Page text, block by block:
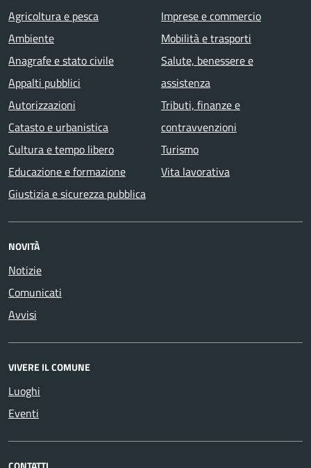
Agricoltura e pesca
Ambiente
Anagrafe e stato civile
Appalti pubblici
Autorizzazioni
Catasto e urbanistica
Cultura e tempo libero
Educazione e formazione
Giustizia e sicurezza pubblica
Imprese e commercio
Mobilità e trasporti
Salute, benessere e
assistenza
Tributi, finanze e
contravvenzioni
Turismo
Vita lavorativa
NOVITÀ
Notizie
Comunicati
Avvisi
VIVERE IL COMUNE
Luoghi
Eventi